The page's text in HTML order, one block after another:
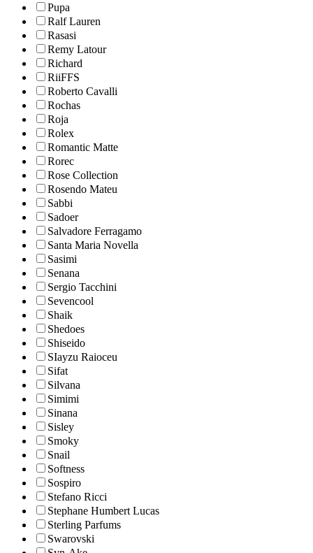
Pupa
Ralf Lauren
Rasasi
Remy Latour
Richard
RiiFFS
Roberto Cavalli
Rochas
Roja
Rolex
Romantic Matte
Rorec
Rose Collection
Rosendo Mateu
Sabbi
Sadoer
Salvadore Ferragamo
Santa Maria Novella
Sasimi
Senana
Sergio Tacchini
Sevencool
Shaik
Shedoes
Shiseido
SIayzu Raioceu
Sifat
Silvana
Simimi
Sinana
Sisley
Smoky
Snail
Softness
Sospiro
Stefano Ricci
Stephane Humbert Lucas
Sterling Parfums
Swarovski